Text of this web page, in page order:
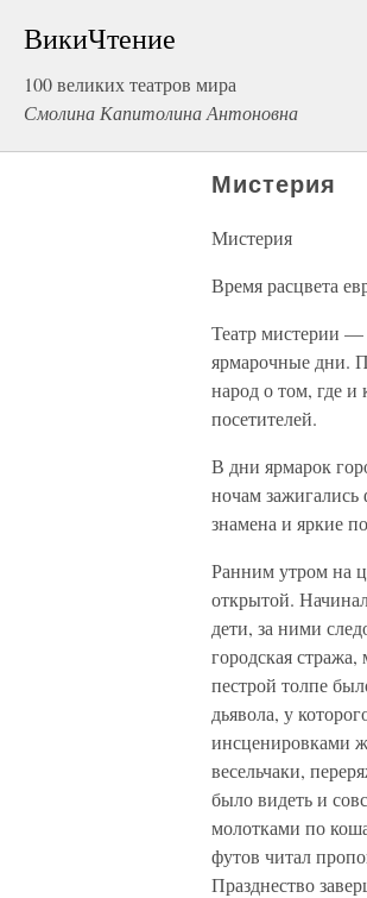
ВикиЧтение
100 великих театров мира
Смолина Капитолина Антоновна
Мистерия
Мистерия
Время расцвета
Театр мистерии —
ярмарочные дни.
народ о том, где и
посетителей.
В дни ярмарок
ночам
знамена и яркие
Ранним утром на
открытой.
дети, за ними
городская
пестрой толпе
дьявола, у
инсценировками
весельчаки,
было видеть и
молотками по
футов читал
Празднество